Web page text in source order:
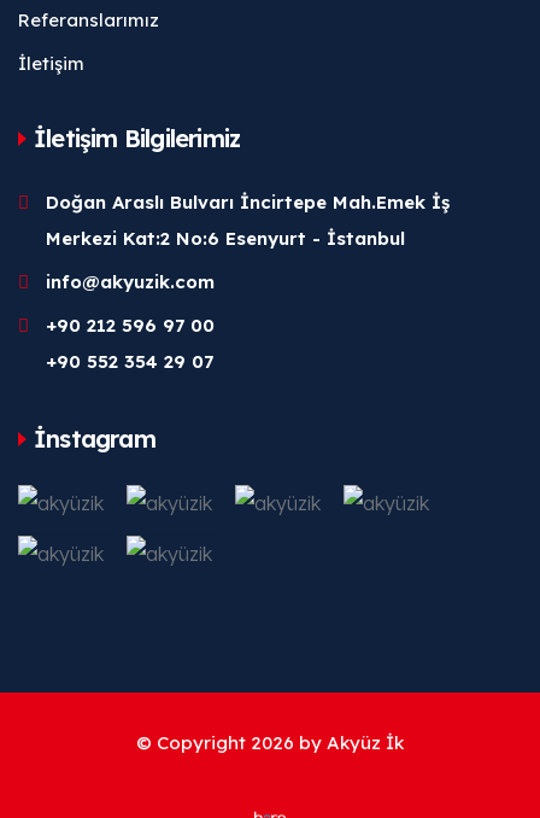
Referanslarımız
İletişim
İletişim Bilgilerimiz
Doğan Araslı Bulvarı İncirtepe Mah.Emek İş
Merkezi Kat:2 No:6 Esenyurt - İstanbul
info@akyuzik.com
+90 212 596 97 00
+90 552 354 29 07
İnstagram
© Copyright 2026 by Akyüz İk